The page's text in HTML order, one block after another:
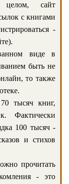
целом, сайт
с книгами
-
виде в
быть не
то также
тысяч книг,
Фактически
100 тысяч -
и стихов
прочитать
- это